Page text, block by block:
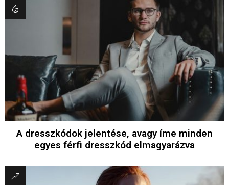
A dresszkódok jelentése, avagy íme minden
egyes férfi dresszkód elmagyarázva